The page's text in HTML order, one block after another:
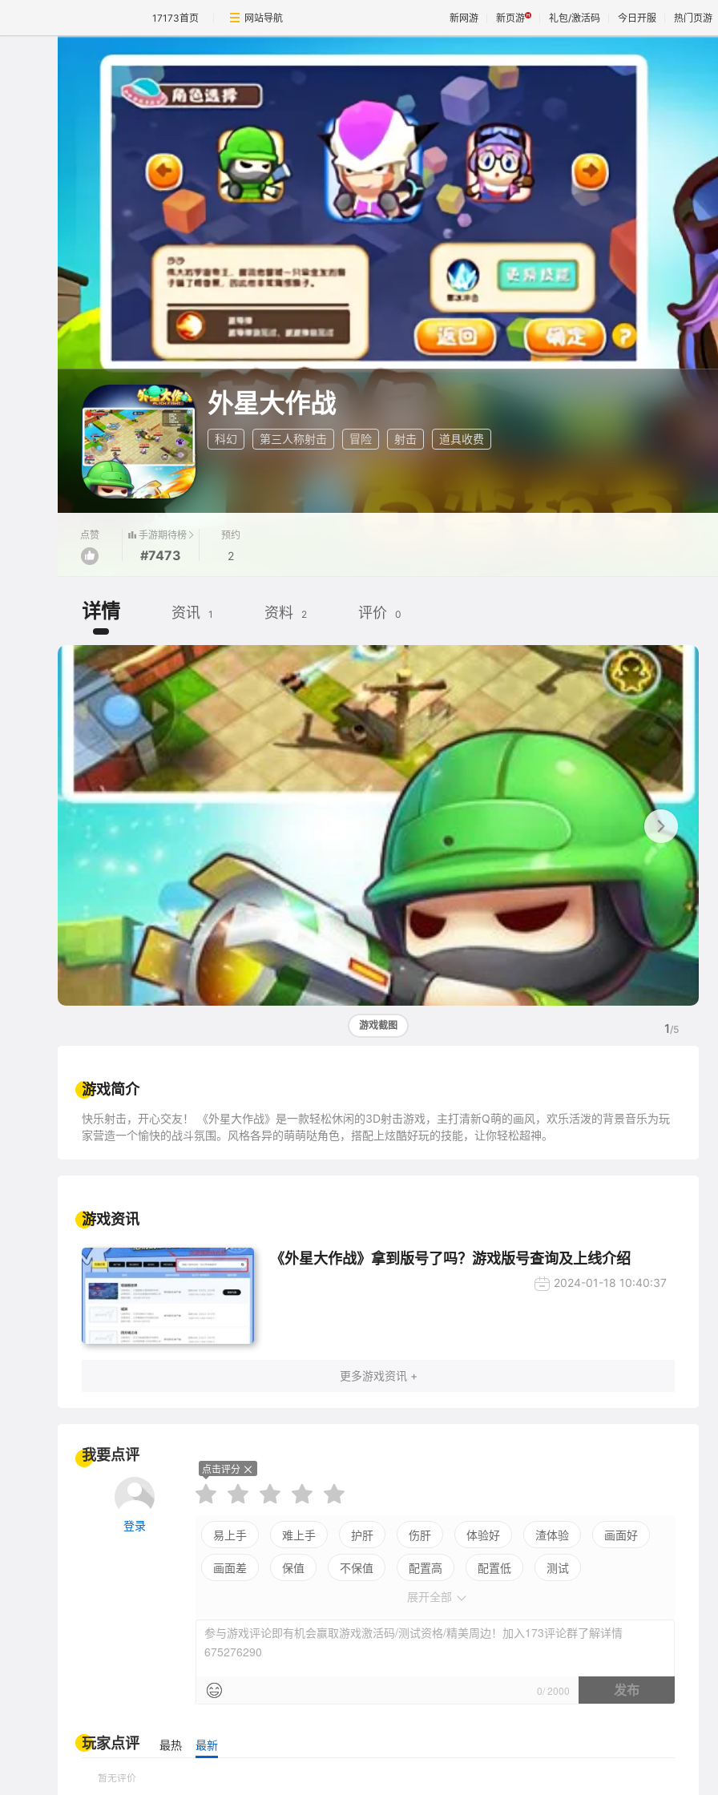
17173首页 网站导航 新网游 新页游 礼包/激活码 今日开服 热门页游
王权与
外星大作战
科幻 第三人称射击 冒险 射击 道具收费
点赞 手游期待榜
#7473
预约
2
详情 资讯 1 资料 2 评价 0
1/5
游戏截图
游戏简介
快乐射击，开心交友！ 《外星大作战》是一款轻松休闲的3D射击游戏，主打清新Q萌的画风，欢乐活泼的背景音乐为玩
家营造一个愉快的战斗氛围。风格各异的萌萌哒角色，搭配上炫酷好玩的技能，让你轻松超神。
游戏资讯
《外星大作战》拿到版号了吗？游戏版号查询及上线介绍
2024-01-18 10:40:37
更多游戏资讯 +
我要点评
登录
点击评分
易上手 难上手 护肝 伤肝 体验好 渣体验 画面好
画面差 保值 不保值 配置高 配置低
测试
展开全部
参与游戏评论即有机会赢取游戏激活码/测试资格/精美周边！加入173评论群了解详情
675276290
0/ 2000 发布
玩家点评 最热 最新
暂无评价